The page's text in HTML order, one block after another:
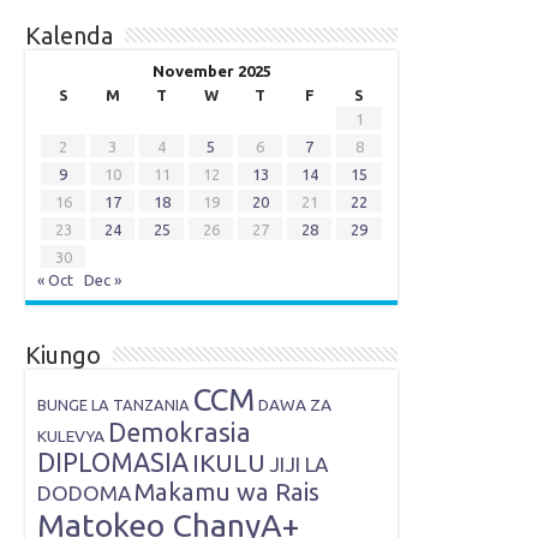
Kalenda
November 2025
S
M T W T F
S
1
2
3 4 5 6 7
8
9
10 11 12 13 14
15
16
17 18 19 20 21
22
23
24 25 26 27 28
29
30
« Oct
Dec »
Kiungo
BUNGE LA TANZANIA CCM DAWA ZA
KULEVYA Demokrasia
DIPLOMASIA IKULU JIJI LA
DODOMA Makamu wa Rais
Matokeo ChanyA+